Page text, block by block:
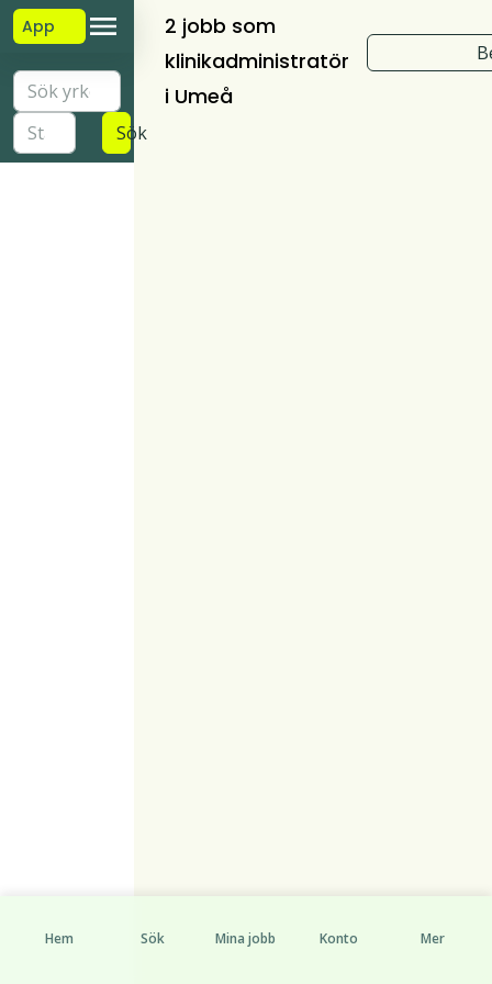
App
Sök
2 jobb som
klinikadministratör
i Umeå
Hem Sök Mina jobb Konto Mer